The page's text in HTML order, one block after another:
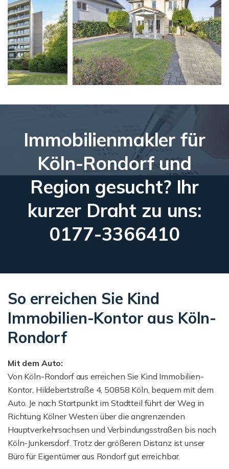
Immobilienmakler für
Köln-Rondorf und
Region gesucht? Ihr
kurzer Draht zu uns:
0177-3366410
So erreichen Sie Kind
Immobilien-Kontor aus Köln-
Rondorf
Mit dem Auto:
Von Köln-Rondorf aus erreichen Sie Kind Immobilien-
Kontor, Hildebertstraße 4, 50858 Köln, bequem mit dem
Auto. Je nach Startpunkt im Stadtteil führt der Weg in
Richtung Kölner Westen über die angrenzenden
Hauptverkehrsachsen und Verbindungsstraßen bis nach
Köln-Junkersdorf. Trotz der größeren Distanz ist unser
Büro für Eigentümer aus Rondorf gut erreichbar.